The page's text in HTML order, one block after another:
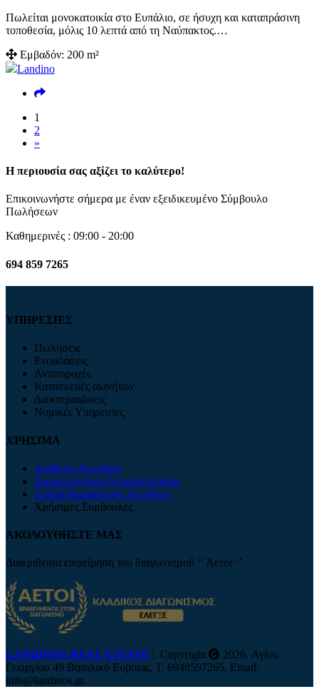
Πωλείται μονοκατοικία στο Ευπάλιο, σε ήσυχη και καταπράσινη
τοποθεσία, μόλις 10 λεπτά από τη Ναύπακτος.…
Εμβαδόν: 200 m²
Landino
1
2
»
Η περιουσία σας αξίζει το καλύτερο!
Επικοινωνήστε σήμερα με έναν εξειδικευμένο Σύμβουλο
Πωλήσεων
Καθημερινές : 09:00 - 20:00
694 859 7265
ΥΠΗΡΕΣΙΕΣ
Πωλήσεις
Ενοικιάσεις
Αντιπαροχές
Κατασκευές ακινήτων
Διεκπεραιώσεις
Νομικές Υπηρεσίες
ΧΡΗΣΙΜΑ
Ανάθεση Ακινήτου
Δικαιολογητικά Αγοραπωλησίας
Στάδια Κατασκευής Ακινήτων
Χρήσιμες Συμβουλές
ΑΚΟΛΟΥΘΗΣΤΕ ΜΑΣ
Διακριθείσα επιχείρηση του διαγωνισμού ‘’ Αετοι ‘’
LANDINOS REAL ESTATE | Copyright
2026, Αγίου
Γεωργίου 49 Βασιλικό Ευβοίας, Τ. 6948597265, Email:
info@landinos.gr